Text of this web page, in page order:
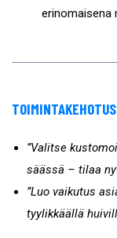
erinomaisena
”Valitse
säässä – tilaa
”Luo vaikutus
tyylikkäällä